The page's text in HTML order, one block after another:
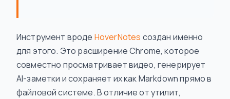
Инструмент вроде HoverNotes создан именно
для этого. Это расширение Chrome, которое
совместно просматривает видео, генерирует
AI-заметки и сохраняет их как Markdown прямо в
файловой системе. В отличие от утилит,